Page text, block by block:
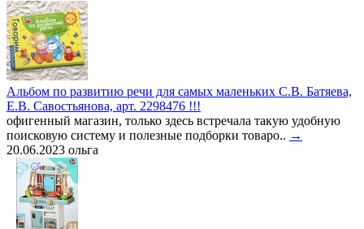
Альбом по развитию речи для самых маленьких С.В. Батяева,
Е.В. Савостьянова, арт. 2298476 !!!
офигенный магазин, только здесь встречала такую удобную
поисковую систему и полезные подборки товаро.. →
20.06.2023 ольга